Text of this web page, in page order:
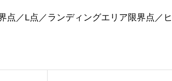
点／L点／ランディングエリア限界点／